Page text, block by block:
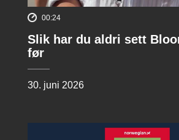
00:24
Slik har du aldri sett
før
30. juni 2026